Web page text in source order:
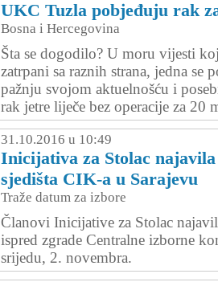
UKC Tuzla pobjeđuju rak
Bosna i Hercegovina
Šta se dogodilo? U moru vijesti
zatrpani sa raznih strana, jedna se
pažnju svojom aktuelnošću i
rak jetre liječe bez operacije za 20
31.10.2016 u 10:49
Inicijativa za Stolac
sjedišta CIK-a u Sarajevu
Traže datum za izbore
Članovi Inicijative za Stolac
ispred zgrade Centralne izborne
srijedu, 2. novembra.